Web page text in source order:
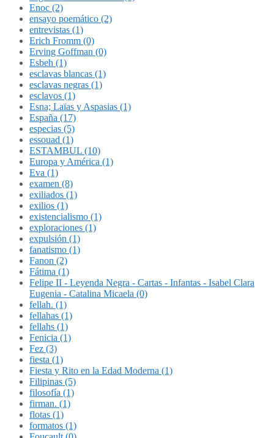
Enoc (2)
ensayo poemático (2)
entrevistas (1)
Erich Fromm (0)
Erving Goffman (0)
Esbeh (1)
esclavas blancas (1)
esclavas negras (1)
esclavos (1)
Esna; Laïas y Aspasias (1)
España (17)
especias (5)
essouad (1)
ESTAMBUL (10)
Europa y América (1)
Eva (1)
examen (8)
exiliados (1)
exilios (1)
existencialismo (1)
exploraciones (1)
expulsión (1)
fanatismo (1)
Fanon (2)
Fátima (1)
Felipe II - Leyenda Negra - Cartas - Infantas - Isabel Clara
Eugenia - Catalina Micaela (0)
fellah. (1)
fellahas (1)
fellahs (1)
Fenicia (1)
Fez (3)
fiesta (1)
Fiesta y Rito en la Edad Moderna (1)
Filipinas (5)
filosofía (1)
firman. (1)
flotas (1)
formatos (1)